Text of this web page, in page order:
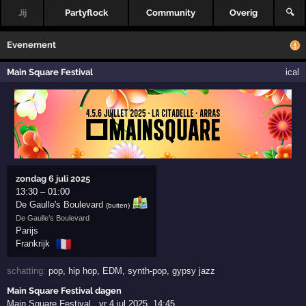
Jij Partyflock Community Overig 🔍
Evenement
Main Square Festival ical
zondag 6 juli 2025
13:30 –01:00
De Gaulle's Boulevard (buiten)
De Gaulle’s Boulevard
Parijs
Frankrijk 🇫🇷
schatting:pop hip hop EDM ,synth-pop ,gypsy jazz
Main Square Festival dagen
Main Square Festival
vr 4 jul 2025, 14:45